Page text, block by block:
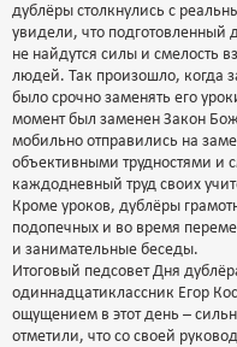
дублёры столкнулись с
увидели, что подготовленный
не найдутся силы и смелость
людей. Так произошло, когда
было срочно заменять его
момент был заменен Закон
мобильно отправились на
объективными трудностями и
каждодневный труд своих
Кроме уроков, дублёры
подопечных и во время
и занимательные беседы.
Итоговый педсовет Дня
одиннадцатиклассник Егор
ощущением в этот день –
отметили, что со своей